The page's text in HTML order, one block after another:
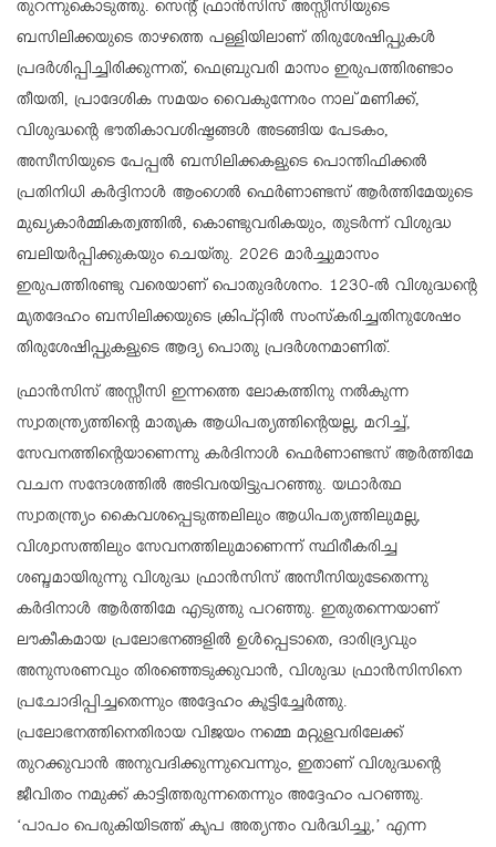
തുറന്നുകൊടുത്തു. സെന്റ് ഫ്രാന്‍സിസ് അസ്സീസിയുടെ
ബസിലിക്കയുടെ താഴത്തെ പള്ളിയിലാണ് തിരുശേഷിപ്പുകള്‍
പ്രദര്‍ശിപ്പിച്ചിരിക്കുന്നത്, ഫെബ്രുവരി മാസം ഇരുപത്തിരണ്ടാം
തീയതി, പ്രാദേശിക സമയം വൈകുന്നേരം നാല് മണിക്ക്,
വിശുദ്ധന്റെ ഭൗതികാവശിഷ്ടങ്ങള്‍ അടങ്ങിയ പേടകം,
അസീസിയുടെ പേപ്പല്‍ ബസിലിക്കകളുടെ പൊന്തിഫിക്കല്‍
പ്രതിനിധി കര്‍ദ്ദിനാള്‍ ആംഗെല്‍ ഫെര്‍ണാണ്ടസ് ആര്‍ത്തിമേയുടെ
മുഖ്യകാര്‍മ്മികത്വത്തില്‍, കൊണ്ടുവരികയും, തുടര്‍ന്ന് വിശുദ്ധ
ബലിയര്‍പ്പിക്കുകയും ചെയ്തു. 2026 മാര്‍ച്ചുമാസം
ഇരുപത്തിരണ്ടു വരെയാണ് പൊതുദര്‍ശനം. 1230-ല്‍ വിശുദ്ധന്റെ
മൃതദേഹം ബസിലിക്കയുടെ ക്രിപ്റ്റില്‍ സംസ്‌കരിച്ചതിനുശേഷം
തിരുശേഷിപ്പുകളുടെ ആദ്യ പൊതു പ്രദര്‍ശനമാണിത്.
ഫ്രാന്‍സിസ് അസ്സീസി ഇന്നത്തെ ലോകത്തിനു നല്‍കുന്ന
സ്വാതന്ത്ര്യത്തിന്റെ മാതൃക ആധിപത്യത്തിന്റെയല്ല, മറിച്ച്,
സേവനത്തിന്റെയാണെന്നു കര്‍ദിനാള്‍ ഫെര്‍ണാണ്ടസ് ആര്‍ത്തിമേ
വചന സന്ദേശത്തില്‍ അടിവരയിട്ടുപറഞ്ഞു. യഥാര്‍ത്ഥ
സ്വാതന്ത്ര്യം കൈവശപ്പെടുത്തലിലും ആധിപത്യത്തിലുമല്ല,
വിശ്വാസത്തിലും സേവനത്തിലുമാണെന്ന് സ്ഥിരീകരിച്ച
ശബ്ദമായിരുന്നു വിശുദ്ധ ഫ്രാന്‍സിസ് അസീസിയുടേതെന്നു
കര്‍ദിനാള്‍ ആര്‍ത്തിമേ എടുത്തു പറഞ്ഞു. ഇതുതന്നെയാണ്
ലൗകീകമായ പ്രലോഭനങ്ങളില്‍ ഉള്‍പ്പെടാതെ, ദാരിദ്ര്യവും
അനുസരണവും തിരഞ്ഞെടുക്കുവാന്‍, വിശുദ്ധ ഫ്രാന്‍സിസിനെ
പ്രചോദിപ്പിച്ചതെന്നും അദ്ദേഹം കൂട്ടിച്ചേര്‍ത്തു.
പ്രലോഭനത്തിനെതിരായ വിജയം നമ്മെ മറ്റുളവരിലേക്ക്
തുറക്കുവാന്‍ അനുവദിക്കുന്നുവെന്നും, ഇതാണ് വിശുദ്ധന്റെ
ജീവിതം നമുക്ക് കാട്ടിത്തരുന്നതെന്നും അദ്ദേഹം പറഞ്ഞു.
‘പാപം പെരുകിയിടത്ത് കൃപ അത്യന്തം വര്‍ദ്ധിച്ചു,’ എന്ന